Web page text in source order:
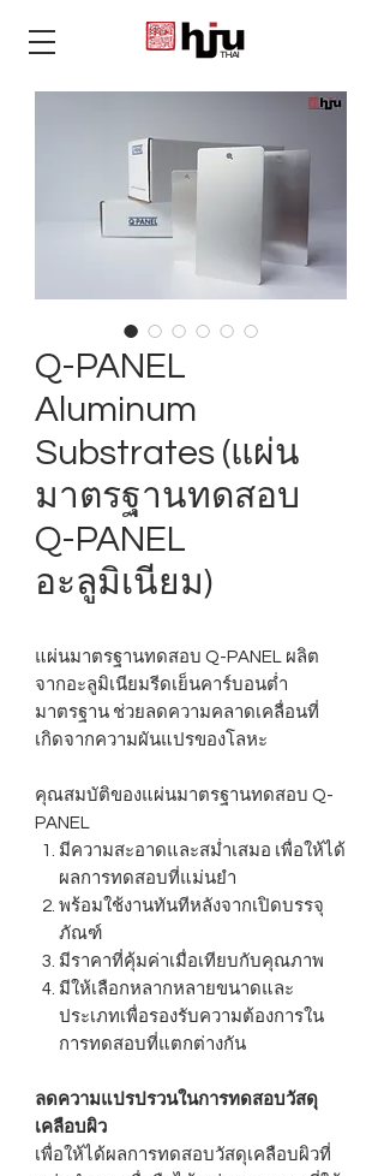
THAI
Q-PANEL
Aluminum
Substrates (แผ่น
มาตรฐานทดสอบ
Q-PANEL
อะลูมิเนียม)
แผ่นมาตรฐานทดสอบ Q-PANEL ผลิต
จากอะลูมิเนียมรีดเย็นคาร์บอนต่ำ
มาตรฐาน ช่วยลดความคลาดเคลื่อนที่
เกิดจากความผันแปรของโลหะ
คุณสมบัติของแผ่นมาตรฐานทดสอบ Q-
PANEL
มีความสะอาดและสม่ำเสมอ เพื่อให้ได้
ผลการทดสอบที่แม่นยำ
พร้อมใช้งานทันทีหลังจากเปิดบรรจุ
ภัณฑ์
มีราคาที่คุ้มค่าเมื่อเทียบกับคุณภาพ
มีให้เลือกหลากหลายขนาดและ
ประเภทเพื่อรองรับความต้องการใน
การทดสอบที่แตกต่างกัน
ลดความแปรปรวนในการทดสอบวัสดุ
เคลือบผิว
เพื่อให้ได้ผลการทดสอบวัสดุเคลือบผิวที่